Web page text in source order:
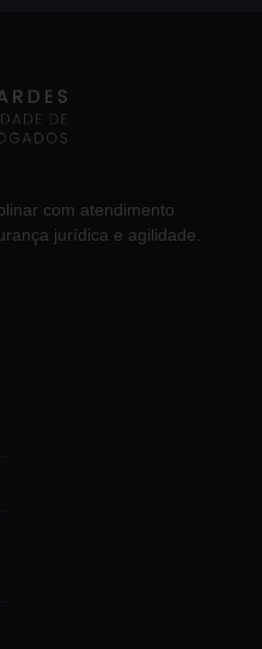
com atendimento
jurídica e agilidade.